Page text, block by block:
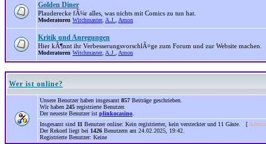
Golden Diner
Plauderecke fÃ¼r alles, was nichts mit Comics zu tun hat.
Moderatoren Witchmaster, A.J. Amon
Kritik und Anregungen
Hier kÃ¶nnt ihr VerbesserungsvorschlÃ¤ge zum Forum und zur Website machen.
Moderatoren Witchmaster, A.J. Amon
Wer ist online?
Unsere Benutzer haben insgesamt 857 Beiträge geschrieben.
Wir haben 245 registrierte Benutzer.
Der neueste Benutzer ist plinkocasino
Insgesamt sind 11 Benutzer online: Kein registrierter, kein versteckter und 11 Gäste. [
Der Rekord liegt bei 1426 Benutzern am 24.02.2025, 19:42.
Registrierte Benutzer: Keine